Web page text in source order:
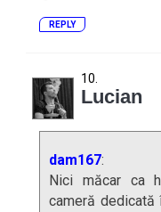
REPLY
Lucian
dam167:
Nici măcar ca
cameră dedicată